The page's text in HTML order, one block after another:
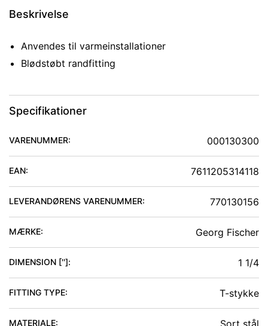
Beskrivelse
Anvendes til varmeinstallationer
Blødstøbt randfitting
Specifikationer
VARENUMMER: 000130300
EAN: 7611205314118
LEVERANDØRENS VARENUMMER: 770130156
MÆRKE: Georg Fischer
DIMENSION ['']: 1 1/4
FITTING TYPE: T-stykke
MATERIALE: Sort stål